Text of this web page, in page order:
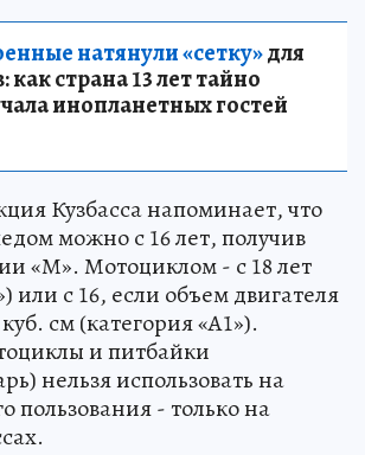
натянули «сетку»для
страна 13 лет тайно
инопланетных гостей
Кузбасса напоминает, что
можно с 16 лет, получив
«М». Мотоциклом - с 18 лет
или с 16, если объем двигателя
см (категория «А1»).
и питбайки
нельзя использовать на
пользования - только на